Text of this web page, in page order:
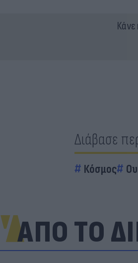
Κάνε
Διάβασε
Κόσμος
ΑΠΟ ΤΟ